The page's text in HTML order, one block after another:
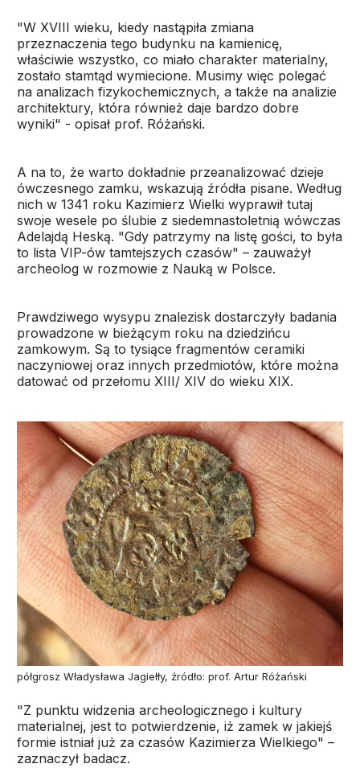
"W XVIII wieku, kiedy nastąpiła zmiana
przeznaczenia tego budynku na kamienicę,
właściwie wszystko, co miało charakter materialny,
zostało stamtąd wymiecione. Musimy więc polegać
na analizach fizykochemicznych, a także na analizie
architektury, która również daje bardzo dobre
wyniki" - opisał prof. Różański.
A na to, że warto dokładnie przeanalizować dzieje
ówczesnego zamku, wskazują źródła pisane. Według
nich w 1341 roku Kazimierz Wielki wyprawił tutaj
swoje wesele po ślubie z siedemnastoletnią wówczas
Adelajdą Heską. "Gdy patrzymy na listę gości, to była
to lista VIP-ów tamtejszych czasów" – zauważył
archeolog w rozmowie z Nauką w Polsce.
Prawdziwego wysypu znalezisk dostarczyły badania
prowadzone w bieżącym roku na dziedzińcu
zamkowym. Są to tysiące fragmentów ceramiki
naczyniowej oraz innych przedmiotów, które można
datować od przełomu XIII/ XIV do wieku XIX.
półgrosz Władysława Jagiełły, źródło: prof. Artur Różański
"Z punktu widzenia archeologicznego i kultury
materialnej, jest to potwierdzenie, iż zamek w jakiejś
formie istniał już za czasów Kazimierza Wielkiego" –
zaznaczył badacz.